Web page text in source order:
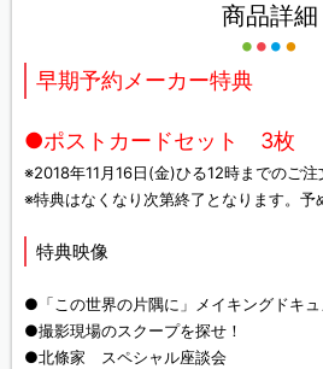
商品詳細
早期予約メーカー特典
●ポストカードセット 3枚
※2018年11月16日(金)ひる12時までのご注
※特典はなくなり次第終了となります。予
特典映像
●「この世界の片隅に」メイキングドキュ
●撮影現場のスクープを探せ！
●北條家 スペシャル座談会